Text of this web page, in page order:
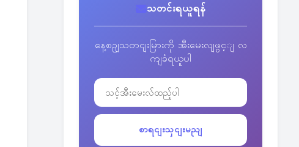
သတင်းရယူရန်
နေ့စဥျသတငျးမြားကို အီးမေးလျဖွင့ျ လ
ကျခံရယူပါ
စာရငျးသှငျးမညျ